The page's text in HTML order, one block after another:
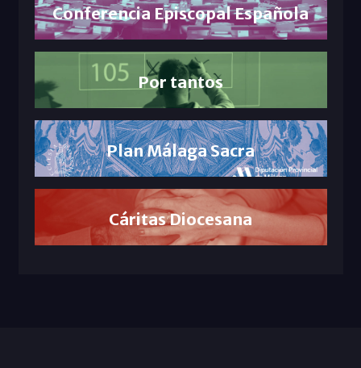
Conferencia Episcopal Española
Por tantos
Plan Málaga Sacra
Cáritas Diocesana